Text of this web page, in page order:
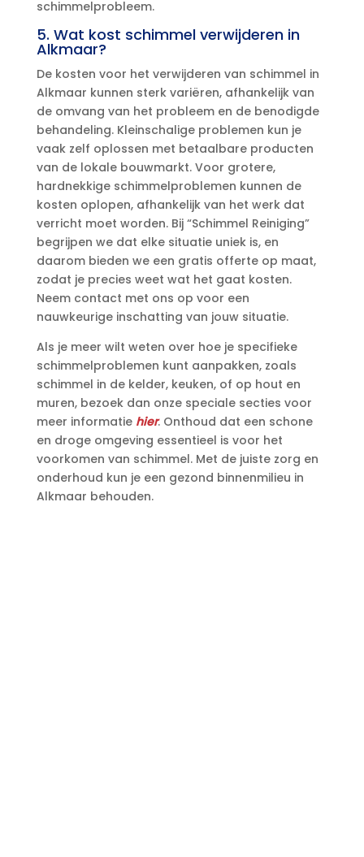
schimmelprobleem.​
5.​ Wat kost schimmel verwijderen in
Alkmaar?
De kosten voor het verwijderen van schimmel in
Alkmaar kunnen sterk variëren, afhankelijk van
de omvang van het probleem en de benodigde
behandeling.​ Kleinschalige problemen kun je
vaak zelf oplossen met betaalbare producten
van de lokale bouwmarkt.​ Voor grotere,
hardnekkige schimmelproblemen kunnen de
kosten oplopen, afhankelijk van het werk dat
verricht moet worden.​ Bij “Schimmel Reiniging”
begrijpen we dat elke situatie uniek is, en
daarom bieden we een gratis offerte op maat,
zodat je precies weet wat het gaat kosten.​
Neem contact met ons op voor een
nauwkeurige inschatting van jouw situatie.​
Als je meer wilt weten over hoe je specifieke
schimmelproblemen kunt aanpakken, zoals
schimmel in de kelder, keuken, of op hout en
muren, bezoek dan onze speciale secties voor
meer informatie hier.​ Onthoud dat een schone
en droge omgeving essentieel is voor het
voorkomen van schimmel.​ Met de juiste zorg en
onderhoud kun je een gezond binnenmilieu in
Alkmaar behouden.​